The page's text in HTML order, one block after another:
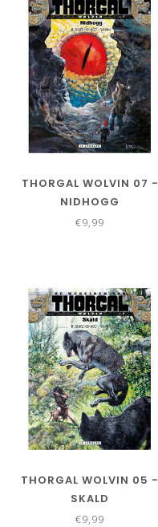
THORGAL WOLVIN 07 -
NIDHOGG
€9,99
THORGAL WOLVIN 05 -
SKALD
€9,99